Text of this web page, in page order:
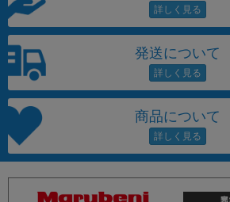
発送について
商品について